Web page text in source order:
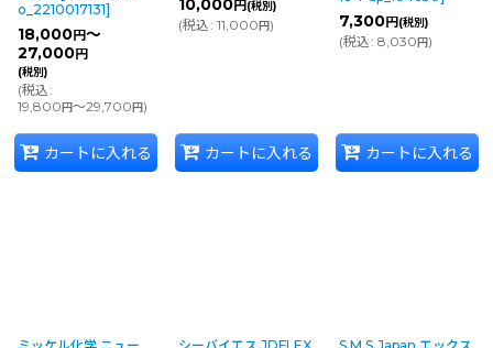
o_2210017131]
18,000円～
27,000円
(税別)
(税込:
19,800円～29,700円)
カートに入れる
10,000円 (税別)
(税込: 11,000 円)
カートに入れる
7,300円 (税別)
(税込: 8,030 円)
カートに入れる